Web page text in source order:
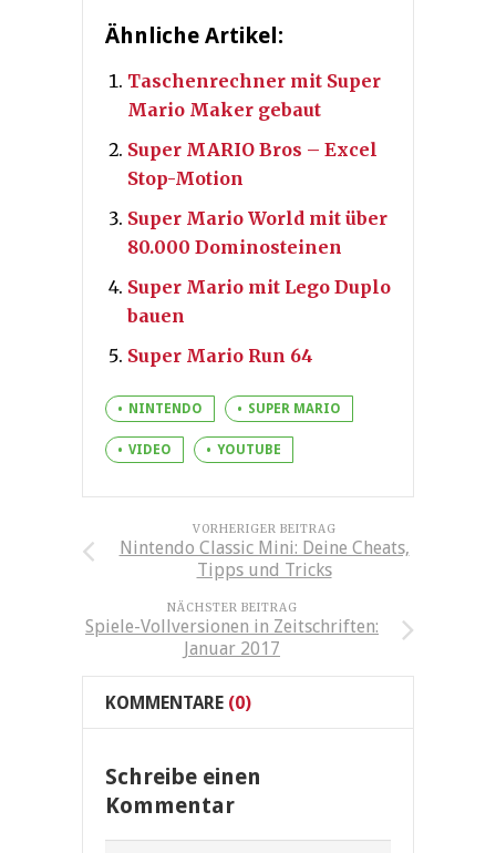
Ähnliche Artikel:
Taschenrechner mit Super
Mario Maker gebaut
Super MARIO Bros – Excel
Stop-Motion
Super Mario World mit über
80.000 Dominosteinen
Super Mario mit Lego Duplo
bauen
Super Mario Run 64
NINTENDO SUPER MARIO
VIDEO YOUTUBE
VORHERIGER BEITRAG
Nintendo Classic Mini: Deine Cheats,
Tipps und Tricks
NÄCHSTER BEITRAG
Spiele-Vollversionen in Zeitschriften:
Januar 2017
KOMMENTARE (0)
Schreibe einen
Kommentar